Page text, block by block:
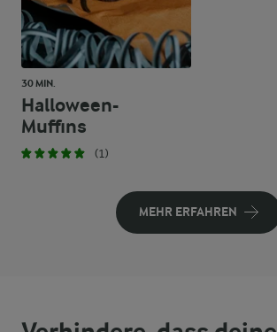
30 MIN.
Halloween-
Muffins
(1)
MEHR ERFAHREN